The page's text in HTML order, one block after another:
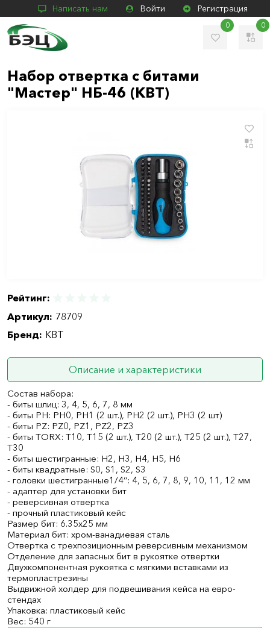
Написать нам Войти Регистрация
0 0
Набор отвертка с битами
"Мастер" НБ-46 (КВТ)
Рейтинг:
Артикул: 78709
Бренд: КВТ
Описание и характеристики
Состав набора:
- биты шлиц: 3, 4, 5, 6, 7, 8 мм
- биты PH: PH0, PH1 (2 шт.), PH2 (2 шт.), PH3 (2 шт)
- биты PZ: PZ0, PZ1, PZ2, PZ3
- биты TORX: T10, T15 (2 шт.), T20 (2 шт.), T25 (2 шт.), T27,
T30
- биты шестигранные: H2, H3, H4, H5, H6
- биты квадратные: S0, S1, S2, S3
- головки шестигранные1/4’’: 4, 5, 6, 7, 8, 9, 10, 11, 12 мм
- адаптер для установки бит
- реверсивная отвертка
- прочный пластиковый кейс
Размер бит: 6.35х25 мм
Материал бит: хром-ванадиевая сталь
Отвертка с трехпозиционным реверсивным механизмом
Отделение для запасных бит в рукоятке отвертки
Двухкомпонентная рукоятка с мягкими вставками из
термопластрезины
Выдвижной холдер для подвешивания кейса на евро-
стендах
Упаковка: пластиковый кейс
Вес: 540 г